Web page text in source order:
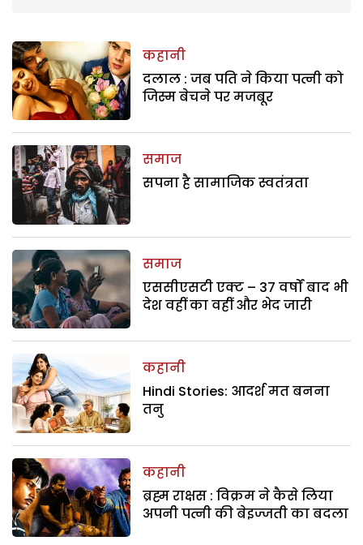
कहानी
दलाल : जब पति ने किया पत्नी को
जिस्म बेचने पर मजबूर
समाज
सपना है सामाजिक स्वतंत्रता
समाज
एससीएसटी एक्ट – 37 वर्षों बाद भी
देश वहीं का वहीं और भेद जारी
कहानी
Hindi Stories: आदर्श मत बनना
तनु
कहानी
ब्रह्म राक्षस : विक्रम ने कैसे लिया
अपनी पत्नी की बेइज्जती का बदला